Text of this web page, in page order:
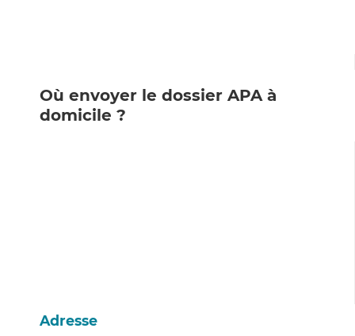
Où envoyer le dossier APA à
domicile ?
Adresse